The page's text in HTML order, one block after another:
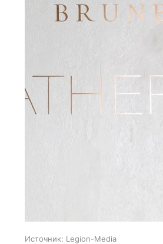
Источник: Legion-Media